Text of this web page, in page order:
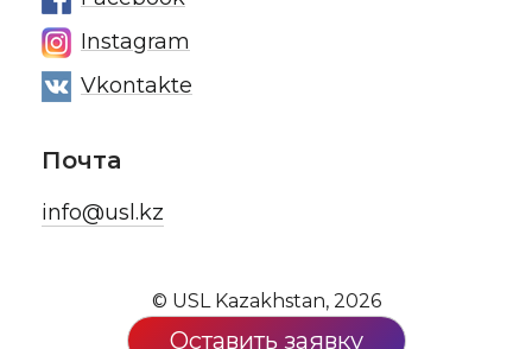
Instagram
Vkontakte
Почта
info@usl.kz
© USL Kazakhstan, 2026
Оставить заявку